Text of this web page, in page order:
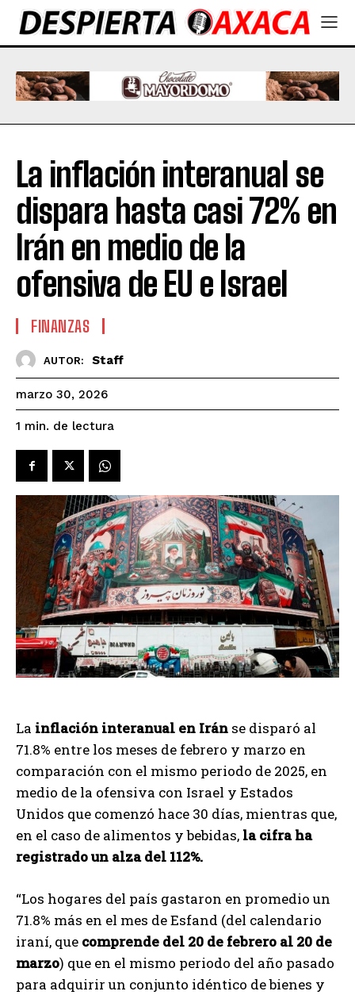
La inflación interanual se
dispara hasta casi 72% en
Irán en medio de la
ofensiva de EU e Israel
FINANZAS
AUTOR: Staff
marzo 30, 2026
1 min. de lectura
La inflación interanual en Irán se disparó al
71.8% entre los meses de febrero y marzo en
comparación con el mismo periodo de 2025, en
medio de la ofensiva con Israel y Estados
Unidos que comenzó hace 30 días, mientras que,
en el caso de alimentos y bebidas, la cifra ha
registrado un alza del 112%.
“Los hogares del país gastaron en promedio un
71.8% más en el mes de Esfand (del calendario
iraní, que comprende del 20 de febrero al 20 de
marzo) que en el mismo periodo del año pasado
para adquirir un conjunto idéntico de bienes y